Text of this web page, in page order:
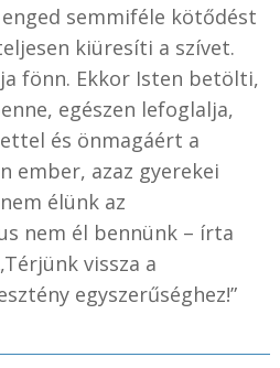
semmiféle kötődést
kiüresíti a szívet.
fönn. Ekkor Isten betölti,
egészen lefoglalja,
és önmagáért a
ember, azaz gyerekei
élünk az
nem él bennünk – írta
vissza a
egyszerűséghez!”